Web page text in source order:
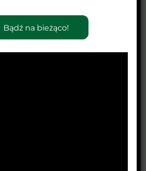
Bądź na bieżąco!